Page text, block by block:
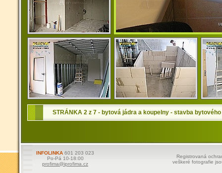
STRÁNKA 2 z 7 - bytová jádra a koupelny - stavba
INFOLINKA 601 203 023
Po-Pá 10-18:00
profima@iprofima.cz
Registrovaná
veškeré fotografie